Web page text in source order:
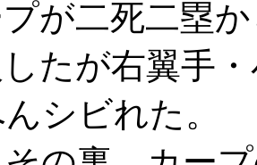
が二死二塁
たが右翼手
シビれた。